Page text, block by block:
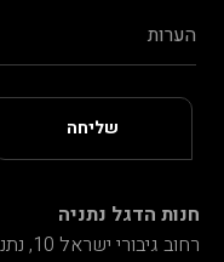
חנות הדגל נתניה
רחוב גיבורי ישראל 10, נתניה